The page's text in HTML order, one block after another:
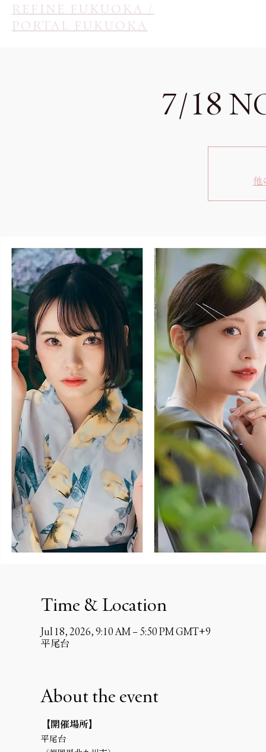
REFINE FUKUOKA /
PORTAL FUKUOKA
7/18
他
Time & Location
Jul 18, 2026, 9:10 AM – 5:50 PM GMT+9
平尾台
About the event
【開催場所】
平尾台